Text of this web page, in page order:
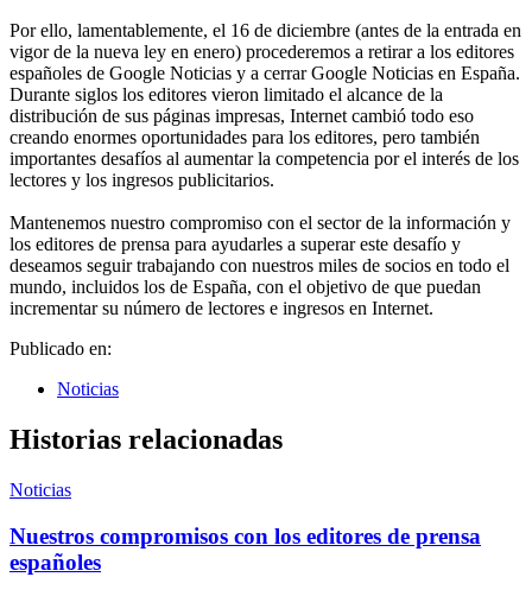
Por ello, lamentablemente, el 16 de diciembre (antes de la entrada en
vigor de la nueva ley en enero) procederemos a retirar a los editores
españoles de Google Noticias y a cerrar Google Noticias en España.
Durante siglos los editores vieron limitado el alcance de la
distribución de sus páginas impresas, Internet cambió todo eso
creando enormes oportunidades para los editores, pero también
importantes desafíos al aumentar la competencia por el interés de los
lectores y los ingresos publicitarios.
Mantenemos nuestro compromiso con el sector de la información y
los editores de prensa para ayudarles a superar este desafío y
deseamos seguir trabajando con nuestros miles de socios en todo el
mundo, incluidos los de España, con el objetivo de que puedan
incrementar su número de lectores e ingresos en Internet.
Publicado en:
Noticias
Historias relacionadas
Noticias
Nuestros compromisos con los editores de prensa
españoles